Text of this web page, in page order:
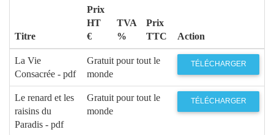
Titre
Prix
HT
€
TVA
%
Prix
TTC
Action
La Vie
Consacrée - pdf
Gratuit pour tout le
monde
TÉLÉCHARGER
Le renard et les
raisins du
Paradis - pdf
Gratuit pour tout le
monde
TÉLÉCHARGER